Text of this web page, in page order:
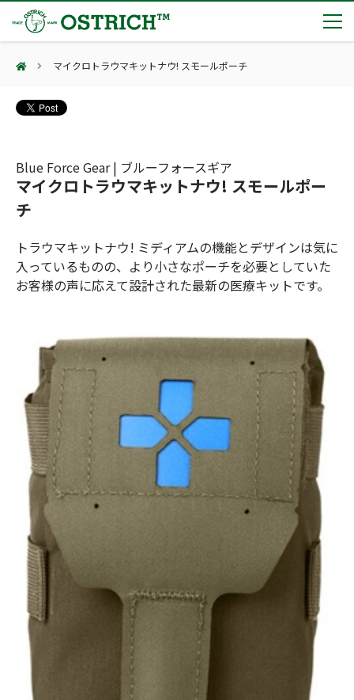
製品カテゴリー
輸血保冷庫
(Bear Avoidance)
防刃対策
(Cut Resistant)
気道管理
(Airway)
呼吸管理
低体温防止
(Hypothermia)
もっと見る
製品をキーワードで検索
検索
夏季休業のお知らせ
オーストリッチ熊対策カタログ
オーストリッチ防犯カタログ
もっと見る
会社案内
会社概要
アクセス
採用情報
採用情報（外部サイトに移動します）
お問合せ
見積り
オンラインショップ
English 日本語
CLOSE
マイクロトラウマキットナウ! スモールポーチ
Blue Force Gear | ブルーフォースギア
マイクロトラウマキットナウ! スモールポー
チ
トラウマキットナウ! ミディアムの機能とデザインは気に
入っているものの、より小さなポーチを必要としていた
お客様の声に応えて設計された最新の医療キットです。